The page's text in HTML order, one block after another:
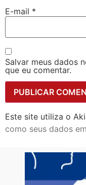
E-mail *
Salvar meus dados
que eu comentar.
Este site utiliza o
como seus dados